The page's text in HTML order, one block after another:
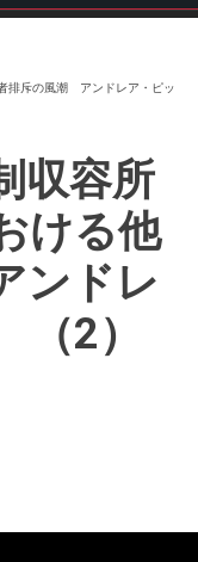
排斥の風潮 アンドレア・ピッ
収容所
ける他
ンドレ
2）